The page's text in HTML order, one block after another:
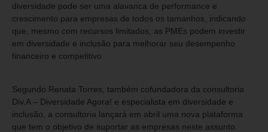
diversidade pode ser uma alavanca de performance e
crescimento para empresas de todos os tamanhos, indicando
que, mesmo com recursos limitados, as PMEs podem investir
em diversidade e inclusão para melhorar seu desempenho
financeiro e competitivo.
Segundo Renata Torres, também cofundadora da consultoria
Div.A – Diversidade Agora! e especialista em diversidade e
inclusão, a consultoria lançará em abril uma nova plataforma
que tem o objetivo de suportar as empresas neste assunto.